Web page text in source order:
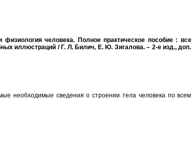
человека. Полное практическое пособие : все
иллюстраций / Г. Л. Билич, Е. Ю. Зигалова. – 2-е изд., доп.
необходимые сведения о строении тела человека по всем